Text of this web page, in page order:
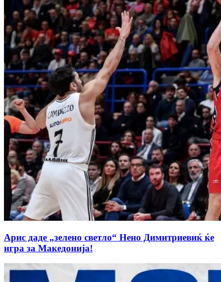
Арис даде „зелено светло“ Нено Димитриевиќ ќе
игра за Македонија!